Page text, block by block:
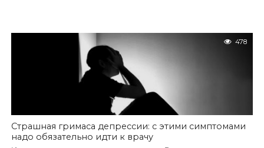
478
Страшная гримаса депрессии: с этими симптомами
надо обязательно идти к врачу